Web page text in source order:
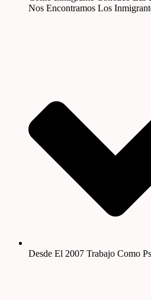
Nos Encontramos Los
Desde El 2007 Trabajo Como